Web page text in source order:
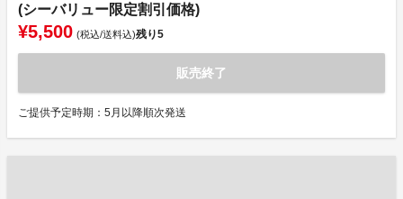
(シーバリュー限定割引価格)
¥5,500 (税込/送料込)残り5
販売終了
ご提供予定時期：5月以降順次発送